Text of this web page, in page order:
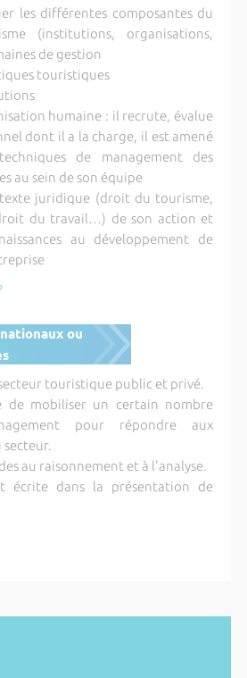
les différentes composantes du
(institutions, organisations,
de gestion
touristiques
humaine : il recrute, évalue
dont il a la charge, il est amené
de management des
au sein de son équipe
juridique (droit du tourisme,
du travail…) de son action et
au développement de
ou
touristique public et privé.
de mobiliser un certain nombre
pour répondre aux
au raisonnement et à l'analyse.
écrite dans la présentation de